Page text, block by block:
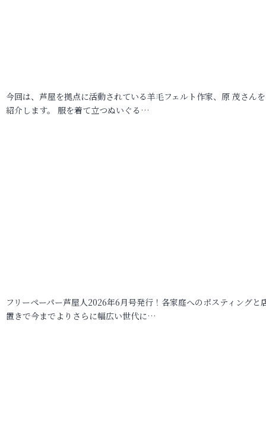
今回は、芦屋を拠点に活動されている羊毛フェルト作家、原 茂さん
紹介します。 服を着て立つぬいぐる…
フリーペーパー芦屋人2026年6月号発行！各家庭へのポスティングと
置きで今までよりさらに幅広い世代に…